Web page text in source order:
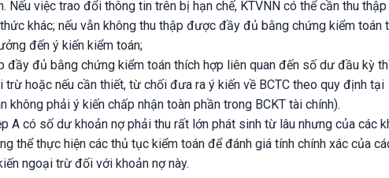
Nếu việc trao đổi thông tin trên bị hạn chế, KTVNN có thể cần thu
khác; nếu vẫn không thu thập được đầy đủ bằng chứng kiểm toán
đến ý kiến kiểm toán;
đầy đủ bằng chứng kiểm toán thích hợp liên quan đến số dư đầu kỳ
trừ hoặc nếu cần thiết, từ chối đưa ra ý kiến về BCTC theo quy định tại
không phải ý kiến chấp nhận toàn phần trong BCKT tài chính).
A có số dư khoản nợ phải thu rất lớn phát sinh từ lâu nhưng của các
thể thực hiện các thủ tục kiểm toán để đánh giá tính chính xác của
ngoại trừ đối với khoản nợ này.